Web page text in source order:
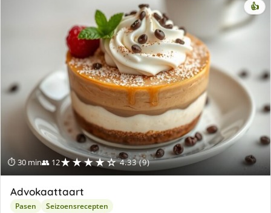
⏱ 30 min👥 12★★★★☆ 4.33 (9)
👍
Advokaattaart
Pasen Seizoensrecepten